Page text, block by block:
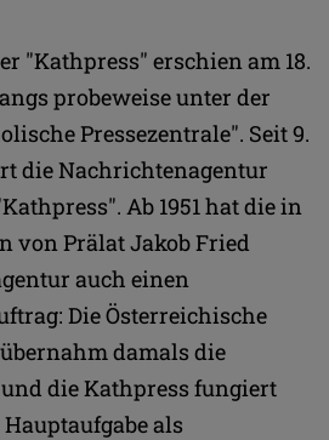
"Kathpress" erschien am 18.
probeweise unter der
Pressezentrale". Seit 9.
die Nachrichtenagentur
Ab 1951 hat die in
von Prälat Jakob Fried
auch einen
Die Österreichische
damals die
die Kathpress fungiert
als